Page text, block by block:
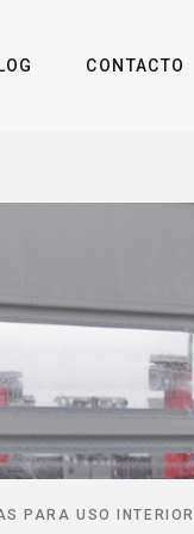
CONTACTO
PARA USO INTERIOR